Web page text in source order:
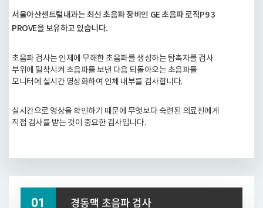
서울아산센트럴내과는 최신 초음파 장비인 GE 초음파 로직P9 3
PROVE을 보유하고 있습니다.
초음파 검사는 인체에 무해한 초음파를 생성하는 탐촉자를 검사
부위에 밀착시켜 초음파를 보낸 다음 되돌아오는 초음파를
모니터에 실시간 영상화하여 인체 내부를 검사합니다.
실시간으로 영상을 확인하기 때문에 무엇보다 숙련된 의료진에게
직접 검사를 받는 것이 중요한 검사입니다.
경동맥 초음파 검사